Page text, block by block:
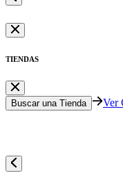
TIENDAS
Buscar una Tienda Ver